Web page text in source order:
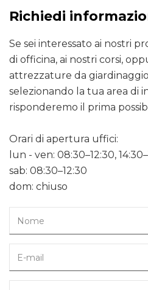
Richiedi
Se sei interessato ai nostri
di officina, ai nostri corsi,
attrezzature da
selezionando la tua area di
risponderemo il prima
Orari di apertura uffici:
lun - ven: 08:30–12:30,
sab: 08:30–12:30
dom: chiuso